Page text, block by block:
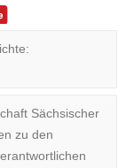
Sächsischer
zu den